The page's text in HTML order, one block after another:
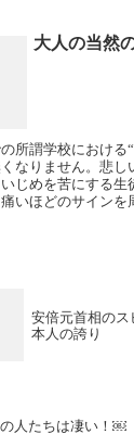
大人の当然
所謂学校における
なりません。悲
じめを苦にする生
いほどのサインを
安倍元首相のス
本人の誇り
人たちは凄い！￼